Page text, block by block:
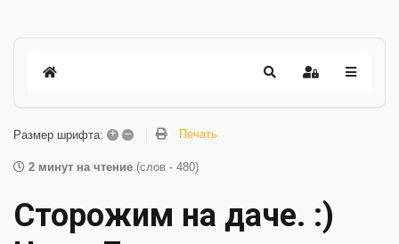
Размер шрифта: + – Печать
2 минут на чтение (слов - 480)
Сторожим на даче. :)